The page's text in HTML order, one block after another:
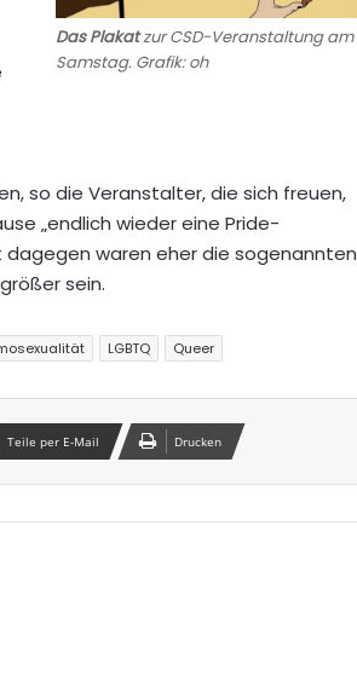
Das Plakatzur CSD-Veranstaltung am
Samstag. Grafik: oh
so die Veranstalter, die sich freuen,
„endlich wieder eine Pride-
waren eher die sogenannten
sein.
LGBTQ Queer
Teile per E-Mail Drucken